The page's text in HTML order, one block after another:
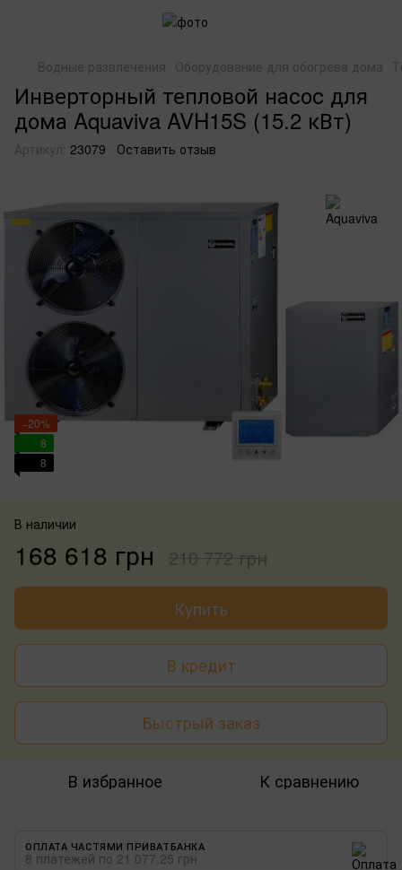
Водные развлечения Оборудование для обогрева дома
Инверторный тепловой насос для
дома Aquaviva AVH15S (15.2 кВт)
Артикул: 23079 Оставить отзыв
−20%
8
8
В наличии
168 618 грн 210 772 грн
Купить
В кредит
Быстрый заказ
В избранное К сравнению
ОПЛАТА ЧАСТЯМИ ПРИВАТБАНКА
8 платежей по 21 077.25 грн